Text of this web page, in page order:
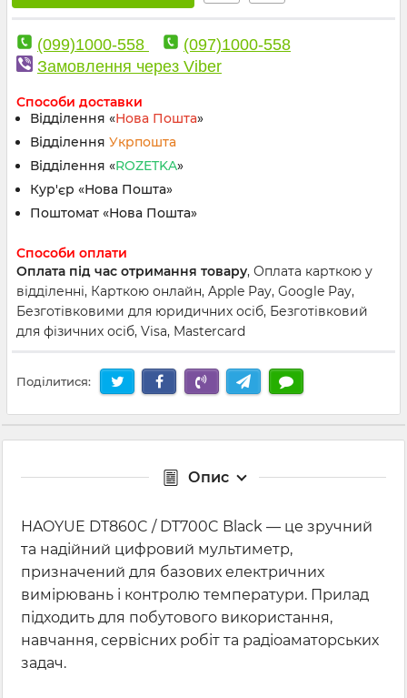
(099)1000-558
(097)1000-558
Замовлення через Viber
Способи доставки
Відділення «Нова Пошта»
Відділення Укрпошта
Відділення «ROZETKA»
Кур'єр «Нова Пошта»
Поштомат «Нова Пошта»
Способи оплати
Оплата під час отримання товару, Оплата карткою у
відділенні, Карткою онлайн, Apple Pay, Google Pay,
Безготівковими для юридичних осіб, Безготівковий
для фізичних осіб, Visa, Mastercard
Поділитися:
Опис
HAOYUE DT860C / DT700C Black — це зручний
та надійний цифровий мультиметр,
призначений для базових електричних
вимірювань і контролю температури. Прилад
підходить для побутового використання,
навчання, сервісних робіт та радіоаматорських
задач.